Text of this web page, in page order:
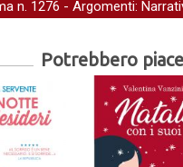
n. 1276 - Argomenti:
Potrebbero